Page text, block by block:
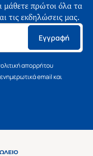
πρώτοι όλα τα
τις εκδηλώσεις μας.
Εγγραφή
απορρήτου
email και